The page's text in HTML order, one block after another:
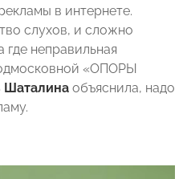
в интернете.
слухов, и сложно
где неправильная
«ОПОРЫ
объяснила, надо